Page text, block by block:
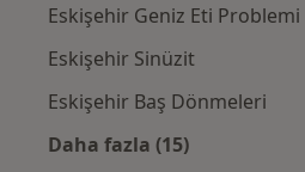
Eskişehir Geniz Eti Problemi
Eskişehir Sinüzit
Eskişehir Baş Dönmeleri
Daha fazla (15)